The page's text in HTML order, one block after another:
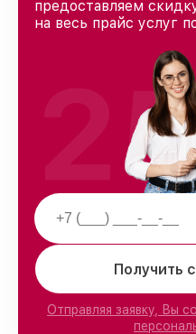
предоставляем
на весь прайс услуг
Получить
Отправляя заявку, Вы